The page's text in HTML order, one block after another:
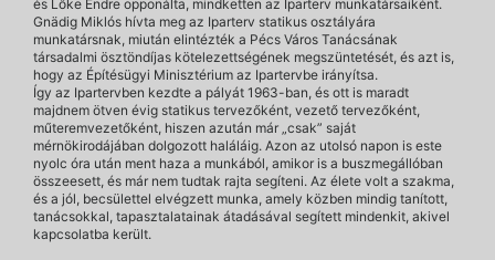
és Lőke Endre opponálta, mindketten az Iparterv munkatársaiként.
Gnädig Miklós hívta meg az Iparterv statikus osztályára
munkatársnak, miután elintézték a Pécs Város Tanácsának
társadalmi ösztöndíjas kötelezettségének megszüntetését, és azt is,
hogy az Építésügyi Minisztérium az Ipartervbe irányítsa.
Így az Ipartervben kezdte a pályát 1963-ban, és ott is maradt
majdnem ötven évig statikus tervezőként, vezető tervezőként,
műteremvezetőként, hiszen azután már „csak” saját
mérnökirodájában dolgozott haláláig. Azon az utolsó napon is este
nyolc óra után ment haza a munkából, amikor is a buszmegállóban
összeesett, és már nem tudtak rajta segíteni. Az élete volt a szakma,
és a jól, becsülettel elvégzett munka, amely közben mindig tanított,
tanácsokkal, tapasztalatainak átadásával segített mindenkit, akivel
kapcsolatba került.